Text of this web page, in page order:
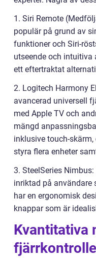
1. Siri Remote
populär på grund av
funktioner och Siri-
utseende och intuitiva
ett eftertraktat
2. Logitech Harmony
avancerad universell
med Apple TV och
mängd
inklusive touch-
styra flera enheter
3. SteelSeries
inriktad på användare
har en ergonomisk
knappar som är
Kvantitativa